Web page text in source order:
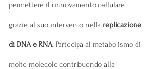
permettere il rinnovamento cellulare
grazie al suo intervento nella replicazione
di DNA e RNA. Partecipa al metabolismo di
molte molecole contribuendo alla